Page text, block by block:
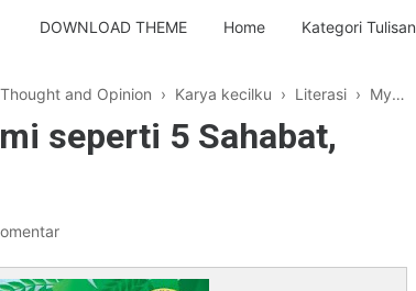
DOWNLOAD THEME Home Kategori Tulisan
and Opinion › Karya kecilku › Literasi › My Famz
seperti 5 Sahabat,